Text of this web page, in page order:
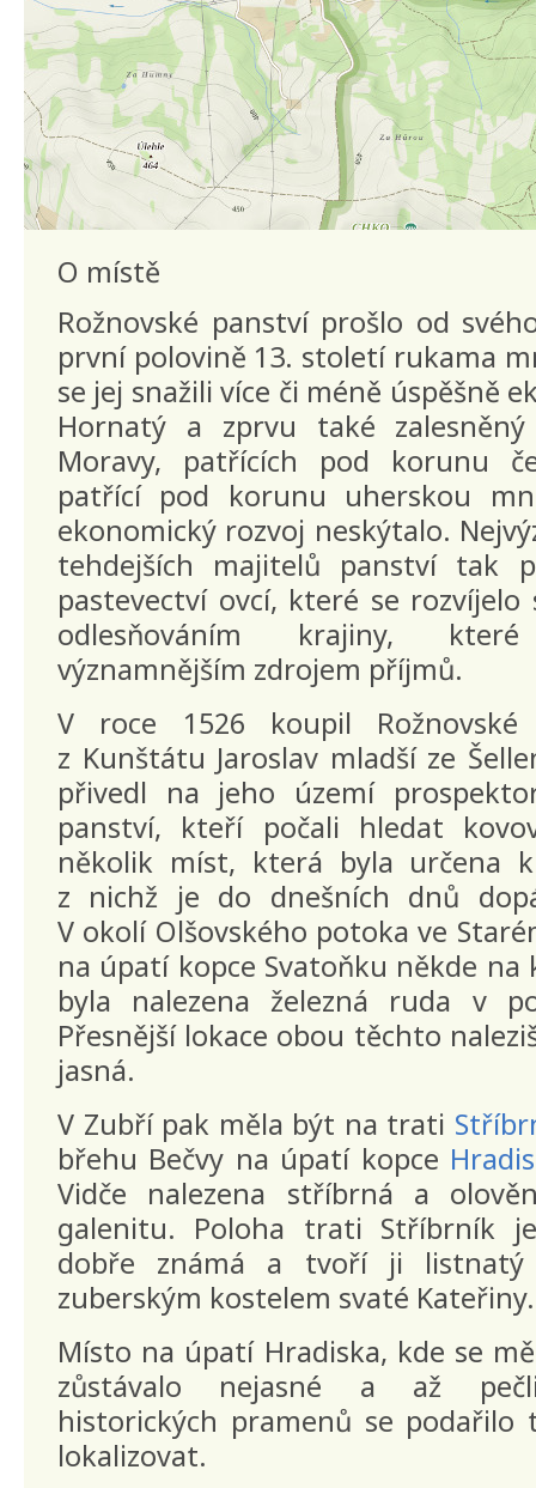
O místě
Rožnovské panství prošlo od
první polovině 13. století rukama
se jej snažili více či méně úspěšně
Hornatý a zprvu také
Moravy, patřících pod korunu
patřící pod korunu uherskou
ekonomický rozvoj neskýtalo.
tehdejších majitelů panství tak
pastevectví ovcí, které se
odlesňováním krajiny,
významnějším zdrojem příjmů.
V roce 1526 koupil
z Kunštátu Jaroslav mladší ze
přivedl na jeho území
panství, kteří počali hledat
několik míst, která byla určena
z nichž je do dnešních dnů
V okolí Olšovského potoka ve
na úpatí kopce Svatoňku někde na
byla nalezena železná ruda v
Přesnější lokace obou těchto
jasná.
V Zubří pak měla být na trati
břehu Bečvy na úpatí kopce
Vidče nalezena stříbrná a
galenitu. Poloha trati Stříbrník
dobře známá a tvoří ji
zuberským kostelem svaté Kateřiny.
Místo na úpatí Hradiska, kde se
zůstávalo nejasné a až
historických pramenů se
lokalizovat.